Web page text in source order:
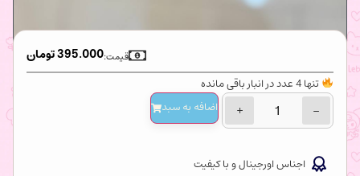
395.000تومان قیمت:
تنها 4 عدد در انبار باقی مانده
−
+ اضافه‌ به سبد
اجناس اورجینال و با کیفیت